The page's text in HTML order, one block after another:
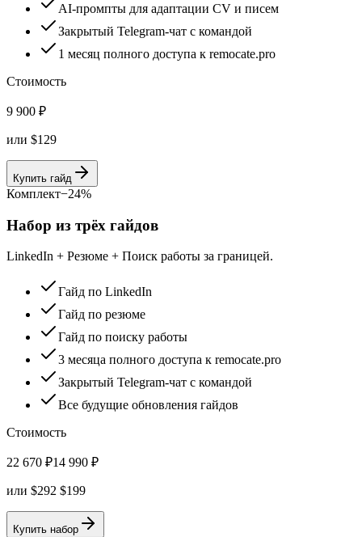
AI-промпты для адаптации CV и писем
Закрытый Telegram-чат с командой
1 месяц полного доступа к remocate.pro
Стоимость
9 900 ₽
или $129
Купить гайд
Комплект−24%
Набор из трёх гайдов
LinkedIn + Резюме + Поиск работы за границей.
Гайд по LinkedIn
Гайд по резюме
Гайд по поиску работы
3 месяца полного доступа к remocate.pro
Закрытый Telegram-чат с командой
Все будущие обновления гайдов
Стоимость
22 670 ₽14 990 ₽
или $292 $199
Купить набор